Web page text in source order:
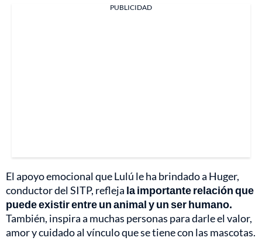
PUBLICIDAD
El apoyo emocional que Lulú le ha brindado a Huger,
conductor del SITP, refleja la importante relación que
puede existir entre un animal y un ser humano.
También, inspira a muchas personas para darle el valor,
amor y cuidado al vínculo que se tiene con las mascotas.